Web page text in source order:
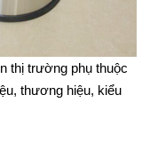
thị trường phụ thuộc
thương hiệu, kiểu